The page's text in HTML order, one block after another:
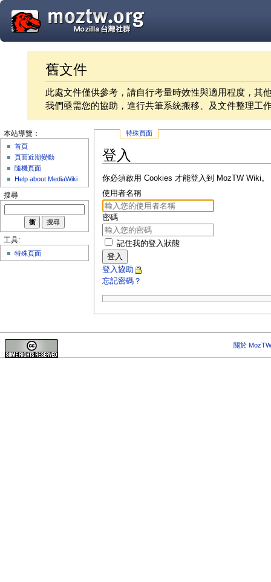
舊文件
此處文件僅供參考，請自行考量時效性與適用程度，其
我們亟需您的協助，進行共筆系統搬移、及文件整理工
特殊頁面
登入
你必須啟用 Cookies 才能登入到 MozTW Wiki。
使用者名稱
密碼
記住我的登入狀態
登入
登入協助
忘記密碼？
本站導覽：
首頁
頁面近期變動
隨機頁面
Help about MediaWiki
搜尋
工具:
特殊頁面
關於